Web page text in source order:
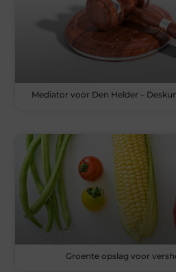
Mediator voor Den Helder –
Groente opslag voor